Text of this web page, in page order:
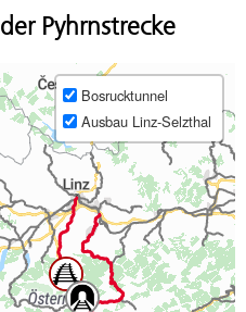
Pyhrnstrecke
Bosrucktunnel
Ausbau Linz-Selzthal